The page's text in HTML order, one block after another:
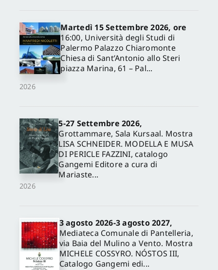
2026
Martedì 15 Settembre 2026, ore
16:00, Università degli Studi di
Palermo Palazzo Chiaromonte
Chiesa di Sant’Antonio allo Steri
piazza Marina, 61 – Pal...
2026
5-27 Settembre 2026,
Grottammare, Sala Kursaal. Mostra
LISA SCHNEIDER. MODELLA E MUSA
DI PERICLE FAZZINI, catalogo
Gangemi Editore a cura di
Mariaste...
3 agosto 2026-3 agosto 2027,
Mediateca Comunale di Pantelleria,
via Baia del Mulino a Vento. Mostra
MICHELE COSSYRO. NÓSTOS III,
Catalogo Gangemi edi...